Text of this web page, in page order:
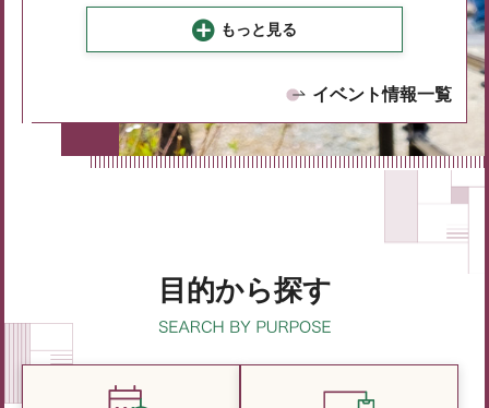
もっと見る
イベント情報一覧
目的から探す